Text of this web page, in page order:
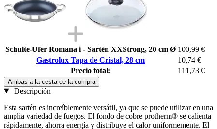
Schulte-Ufer Romana i - Sartén XXStrong, 20 cm Ø 100,99 €
Gastrolux Tapa de Cristal, 28 cm
10,74 €
Precio total:
111,73 €
Ambas a la cesta de la compra
Descripción
Esta sartén es increíblemente versátil, ya que se puede utilizar en una
amplia variedad de fuegos. El fondo de cobre protherm® se calienta
rápidamente, ahorra energía y distribuye el calor uniformemente. El